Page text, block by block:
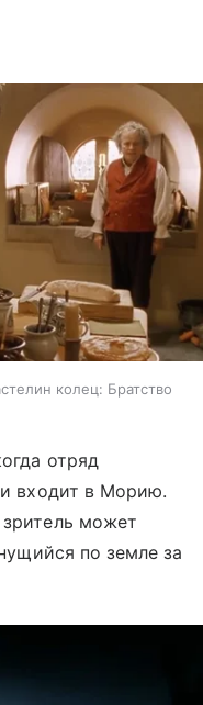
колец: Братство
отряд
и входит в Морию.
может
по земле за